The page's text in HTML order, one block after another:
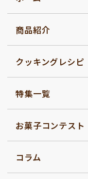
商品紹介
クッキングレシピ
特集一覧
お菓子コンテスト
コラム